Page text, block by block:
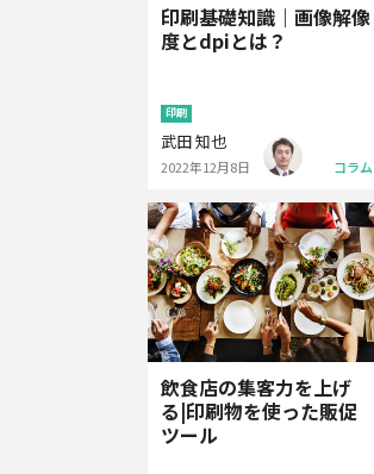
印刷基礎知識｜画像解像
度とdpiとは？
印刷
武田 知也
2022年12月8日 コラム
飲食店の集客力を上げ
る|印刷物を使った販促
ツール